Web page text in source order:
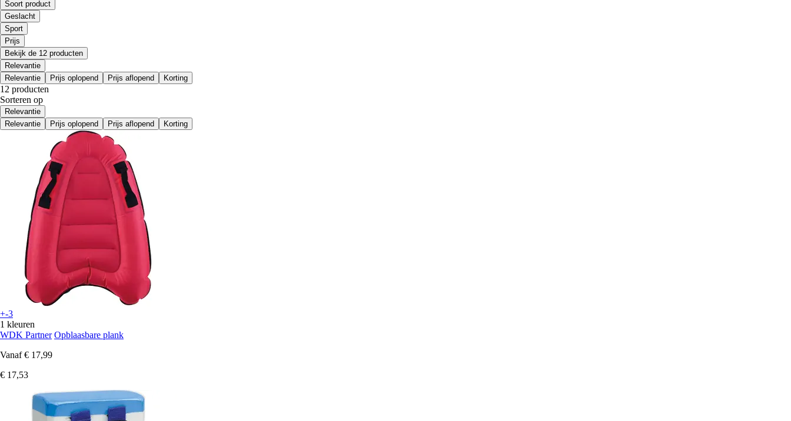
Soort product
Geslacht
Sport
Prijs
Bekijk de 12 producten
Relevantie
Relevantie
Prijs oplopend Prijs aflopend Korting
12 producten
Sorteren op
Relevantie
Relevantie
Prijs oplopend Prijs aflopend Korting
+-3
1 kleuren
WDK Partner Opblaasbare plank
Vanaf € 17,99
€ 17,53